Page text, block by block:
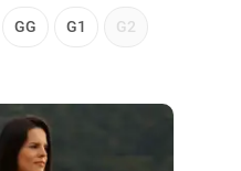
GG G1 G2